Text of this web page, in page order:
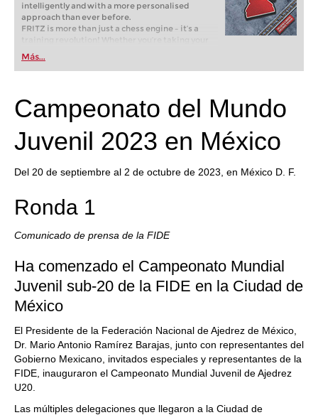
intelligently and with a more personalised
approach than ever before.
FRITZ is more than just a chess engine – it’s a
training revolution! Whether you’re taking your
first steps into the world of club chess, or already
playing at a tournament level: with FRITZ, you can
train more efficiently, intelligently and with a
Más...
Campeonato del Mundo
Juvenil 2023 en México
Del 20 de septiembre al 2 de octubre de 2023, en México D. F.
Ronda 1
Comunicado de prensa de la FIDE
Ha comenzado el Campeonato Mundial
Juvenil sub-20 de la FIDE en la Ciudad de
México
El Presidente de la Federación Nacional de Ajedrez de México,
Dr. Mario Antonio Ramírez Barajas, junto con representantes del
Gobierno Mexicano, invitados especiales y representantes de la
FIDE, inauguraron el Campeonato Mundial Juvenil de Ajedrez
U20.
Las múltiples delegaciones que llegaron a la Ciudad de